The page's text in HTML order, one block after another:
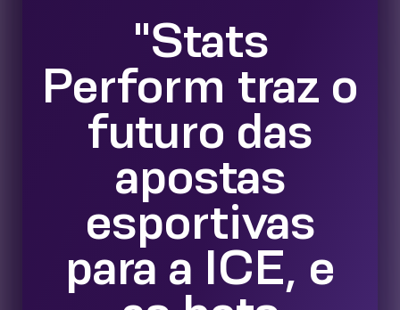
"Stats
Perform traz o
futuro das
apostas
esportivas
para a ICE, e